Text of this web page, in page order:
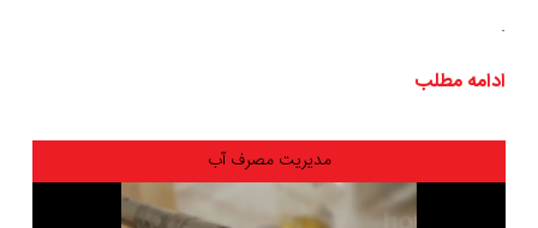
.
ادامه مطلب
مدیریت مصرف آب